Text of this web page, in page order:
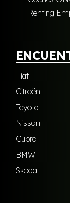
Renting
Fiat
Citroën
Toyota
Nissan
Cupra
BMW
Skoda